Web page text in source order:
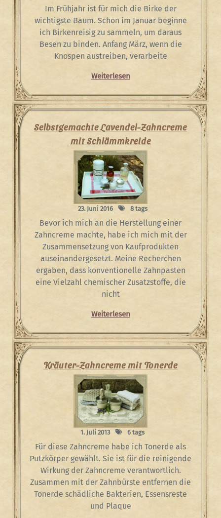
Im Frühjahr ist für mich die Birke der
wichtigste Baum. Schon im Januar beginne
ich Birkenreisig zu sammeln, um daraus
Besen zu binden. Anfang März, wenn die
Knospen austreiben, verarbeite
Weiterlesen
Selbstgemachte Lavendel-Zahncreme
mit Schlämmkreide
23. Juni 2016 8 tags
Bevor ich mich an die Herstellung einer
Zahncreme machte, habe ich mich mit der
Zusammensetzung von Kaufprodukten
auseinandergesetzt. Meine Recherchen
ergaben, dass konventionelle Zahnpasten
eine Vielzahl chemischer Zusatzstoffe, die
nicht
Weiterlesen
Kräuter-Zahncreme mit Tonerde
1. Juli 2013 6 tags
Für diese Zahncreme habe ich Tonerde als
Putzkörper gewählt. Sie ist für die reinigende
Wirkung der Zahncreme verantwortlich.
Zusammen mit der Zahnbürste entfernen die
Tonerde schädliche Bakterien, Essensreste
und Plaque